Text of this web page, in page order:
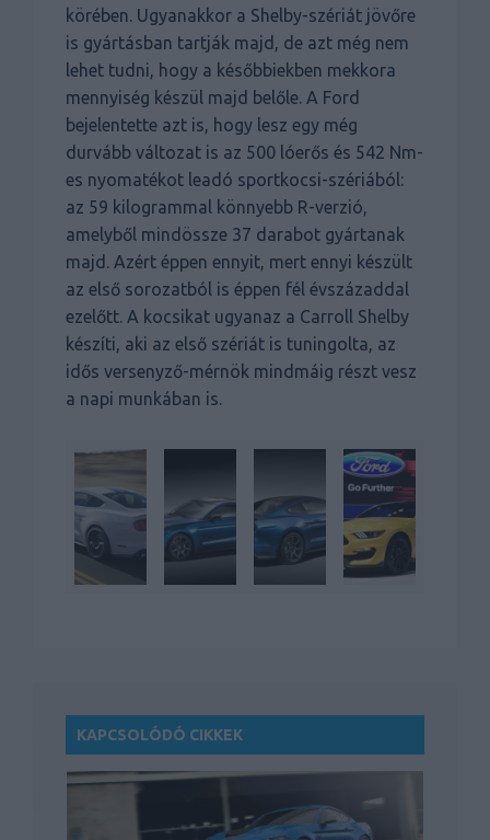
körében. Ugyanakkor a Shelby-szériát jövőre
is gyártásban tartják majd, de azt még nem
lehet tudni, hogy a későbbiekben mekkora
mennyiség készül majd belőle. A Ford
bejelentette azt is, hogy lesz egy még
durvább változat is az 500 lóerős és 542 Nm-
es nyomatékot leadó sportkocsi-szériából:
az 59 kilogrammal könnyebb R-verzió,
amelyből mindössze 37 darabot gyártanak
majd. Azért éppen ennyit, mert ennyi készült
az első sorozatból is éppen fél évszázaddal
ezelőtt. A kocsikat ugyanaz a Carroll Shelby
készíti, aki az első szériát is tuningolta, az
idős versenyző-mérnök mindmáig részt vesz
a napi munkában is.
KAPCSOLÓDÓ CIKKEK